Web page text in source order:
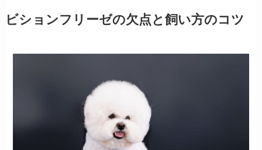
ビションフリーゼの欠点と飼い方のコツ